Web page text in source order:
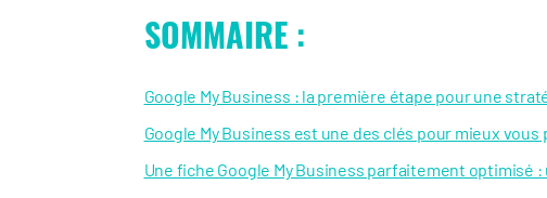
SOMMAIRE :
Google My Business : la première étape pour une
Google My Business est une des clés pour mieux
Une fiche Google My Business parfaitement optimisé